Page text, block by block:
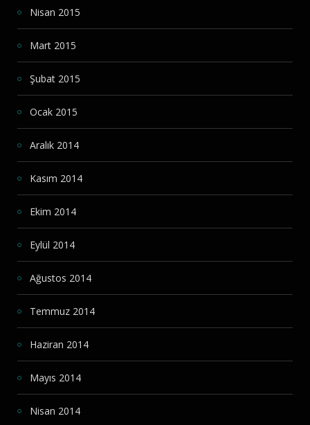
Nisan 2015
Mart 2015
Şubat 2015
Ocak 2015
Aralık 2014
Kasım 2014
Ekim 2014
Eylül 2014
Ağustos 2014
Temmuz 2014
Haziran 2014
Mayıs 2014
Nisan 2014